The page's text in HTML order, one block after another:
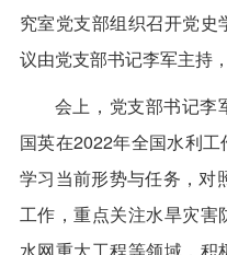
究室党支部组织召开党
议由党支部书记李军主持
会上，党支部书记李
国英在2022年全国水利
学习当前形势与任务，对
工作，重点关注水旱灾害
水网重大工程等领域，积